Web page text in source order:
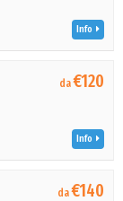
Info
da€120
Info
da€140